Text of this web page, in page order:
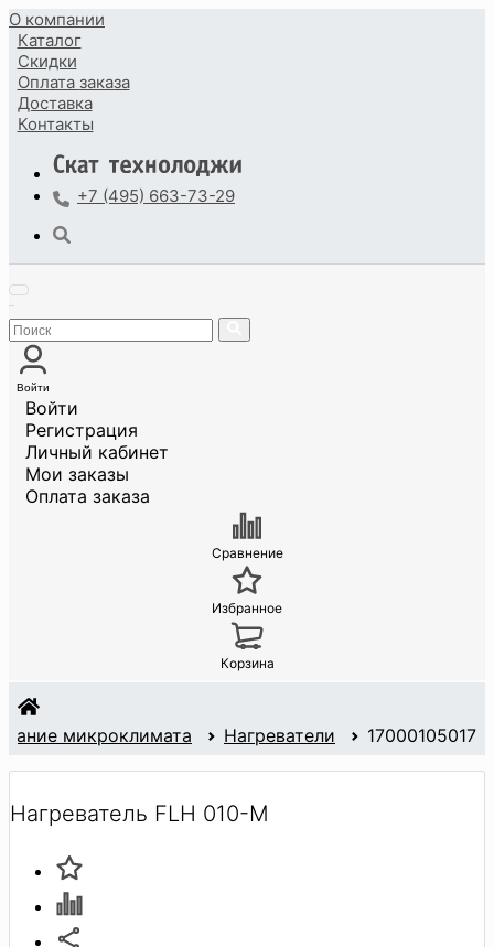
О компании
Каталог
Скидки
Оплата заказа
Доставка
Контакты
+7 (495) 663-73-29
Войти
Войти
Регистрация
Личный кабинет
Мои заказы
Оплата заказа
Сравнение
Избранное
Корзина
микроклимата Нагреватели 17000105017
Нагреватель FLH 010-M